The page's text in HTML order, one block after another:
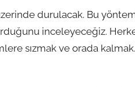
durulacak. Bu
inceleyeceğiz.
sızmak ve orada